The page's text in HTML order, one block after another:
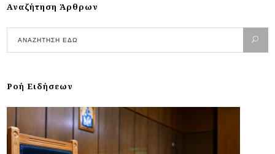
Αναζήτηση Άρθρων
Ροή Ειδήσεων